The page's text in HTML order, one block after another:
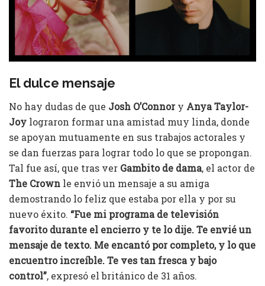
El dulce mensaje
No hay dudas de que Josh O’Connory Anya Taylor-
Joy lograron formar una amistad muy linda, donde
se apoyan mutuamente en sus trabajos actorales y
se dan fuerzas para lograr todo lo que se propongan.
Tal fue así, que tras ver Gambito de dama, el actor de
The Crown le envió un mensaje a su amiga
demostrando lo feliz que estaba por ella y por su
nuevo éxito. “Fue mi programa de televisión
favorito durante el encierro y te lo dije. Te envié un
mensaje de texto. Me encantó por completo, y lo que
encuentro increíble. Te ves tan fresca y bajo
control”, expresó el británico de 31 años.